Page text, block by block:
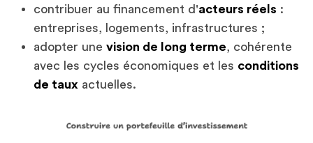
contribuer au financement d'acteurs réels :
entreprises, logements, infrastructures ;
adopter une vision de long terme, cohérente
avec les cycles économiques et les conditions
de taux actuelles.